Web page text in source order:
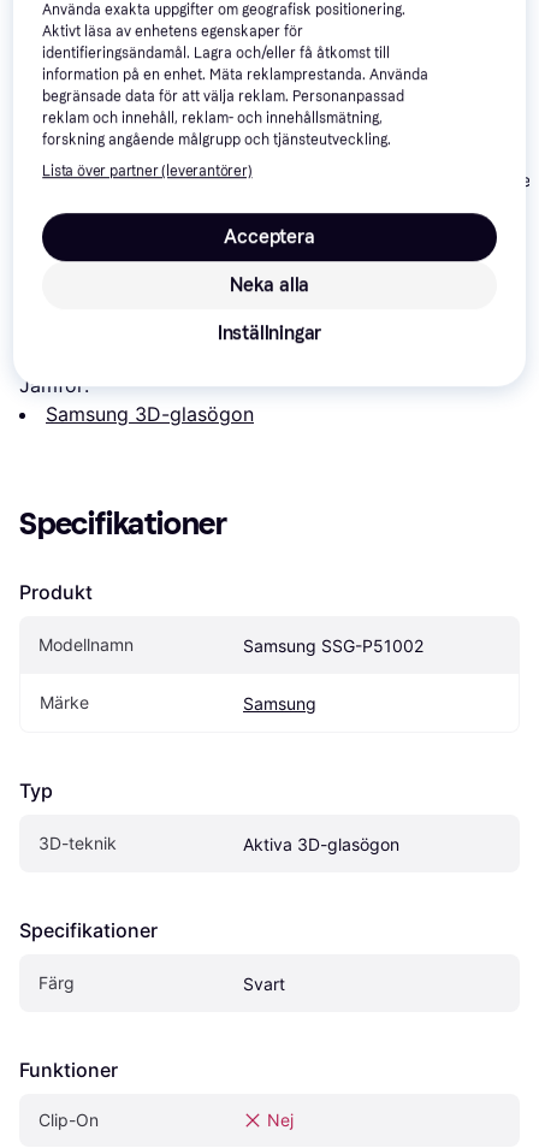
Sony X105-RF-X1
995 kr
JVC PK-AG3
1 790 kr
Rechargeable
399 kr
Samsung SSG-P51002
Jämför:
Samsung 3D-glasögon
Specifikationer
Produkt
Modellnamn Samsung SSG-P51002
Märke Samsung
Typ
3D-teknik Aktiva 3D-glasögon
Specifikationer
Färg Svart
Funktioner
Clip-On Nej
Använda exakta uppgifter om geografisk positionering.
Aktivt läsa av enhetens egenskaper för
identifieringsändamål. Lagra och/eller få åtkomst till
information på en enhet. Mäta reklamprestanda. Använda
begränsade data för att välja reklam. Personanpassad
reklam och innehåll, reklam- och innehållsmätning,
forskning angående målgrupp och tjänsteutveckling.
Lista över partner (leverantörer)
Neka alla
Acceptera
Inställningar